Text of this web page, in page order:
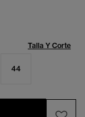
Talla Y Corte
44